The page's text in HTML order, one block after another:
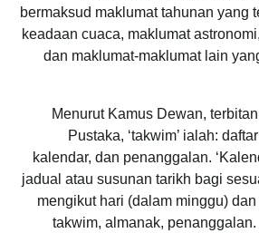
bermaksud maklumat tahunan yang
keadaan cuaca, maklumat
dan maklumat-maklumat lain
Menurut Kamus Dewan,
Pustaka, ‘takwim’ ialah:
kalendar, dan penanggalan.
jadual atau susunan tarikh bagi
mengikut hari (dalam minggu)
takwim, almanak, penanggalan.